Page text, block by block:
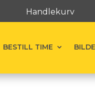
Handlekurv
BESTILL TIME